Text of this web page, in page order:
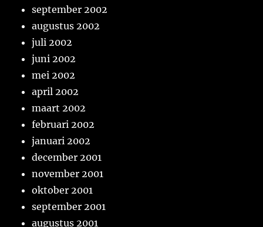
september 2002
augustus 2002
juli 2002
juni 2002
mei 2002
april 2002
maart 2002
februari 2002
januari 2002
december 2001
november 2001
oktober 2001
september 2001
augustus 2001